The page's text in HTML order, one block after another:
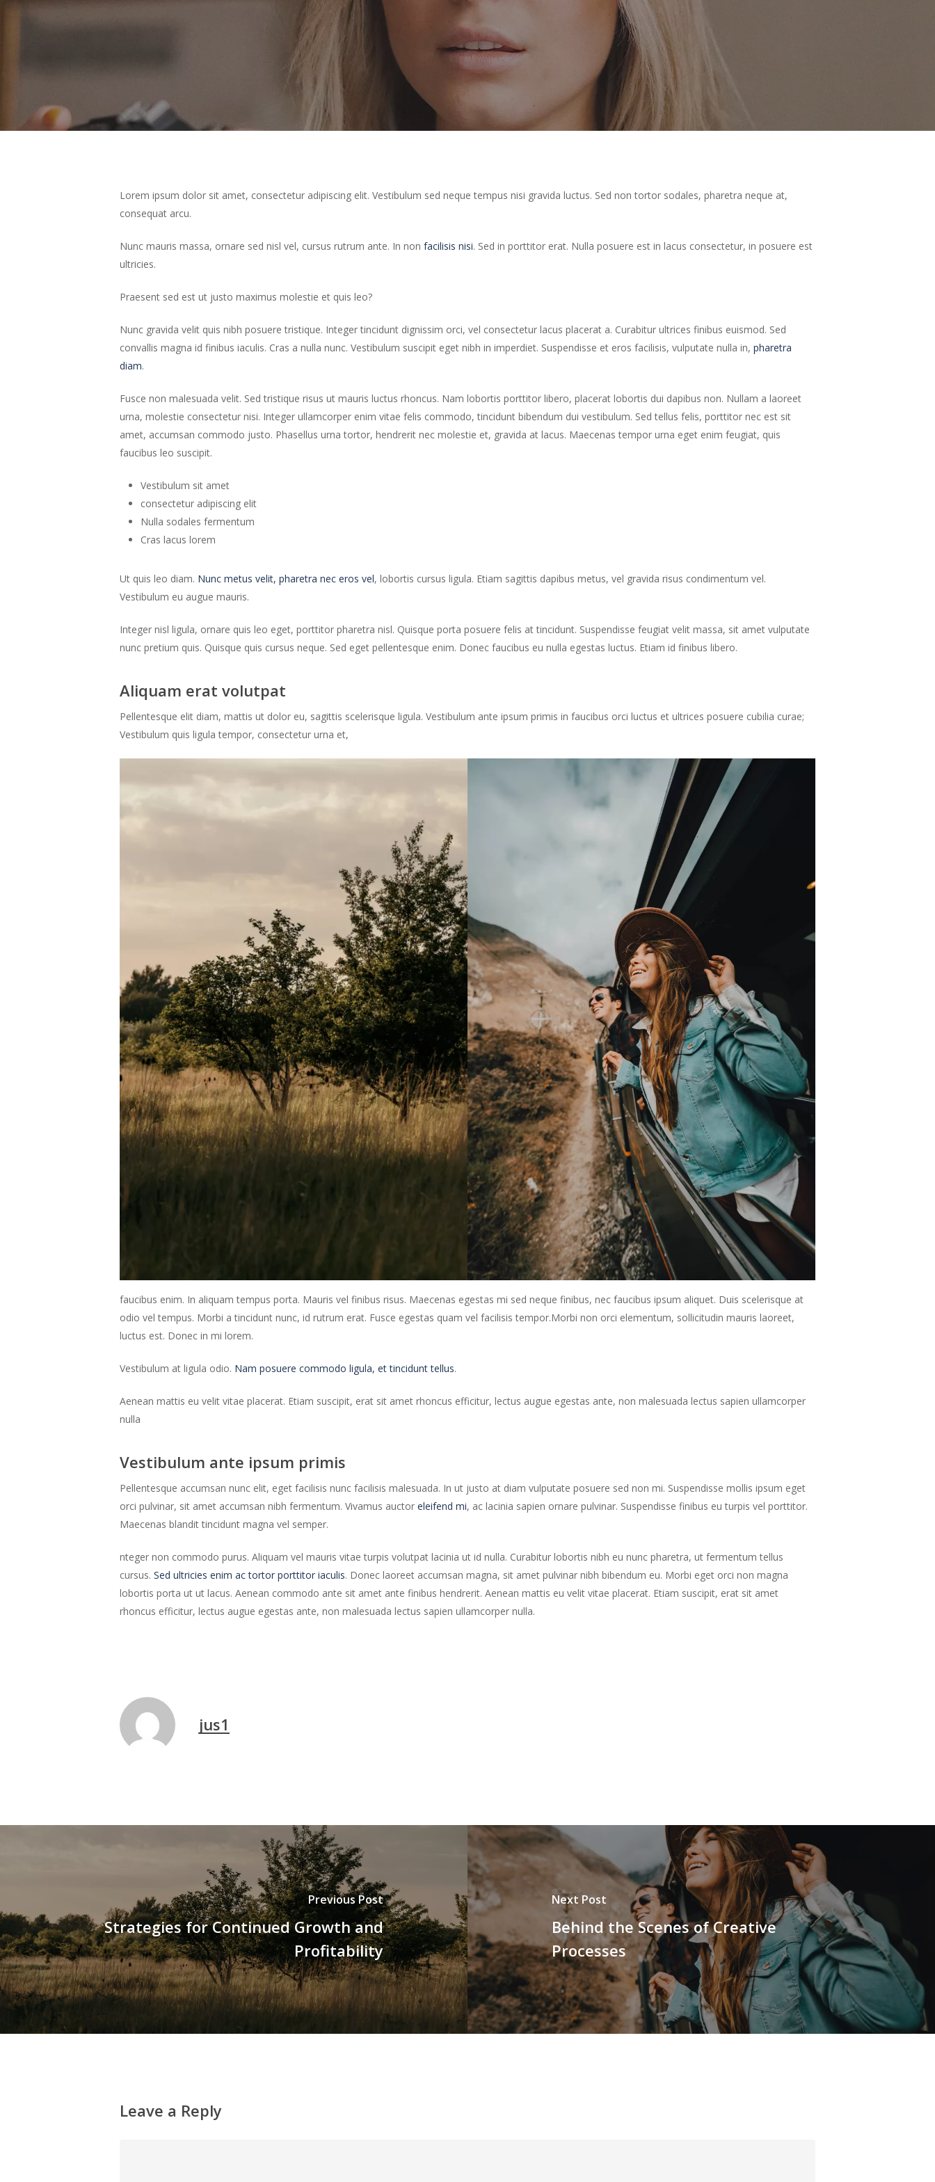
Lorem ipsum dolor sit amet, consectetur adipiscing elit. Vestibulum sed neque tempus nisi gravida luctus. Sed non tortor sodales, pharetra neque at,
consequat arcu.
Nunc mauris massa, ornare sed nisl vel, cursus rutrum ante. In non facilisis nisi. Sed in porttitor erat. Nulla posuere est in lacus consectetur, in posuere est
ultricies.
Praesent sed est ut justo maximus molestie et quis leo?
Nunc gravida velit quis nibh posuere tristique. Integer tincidunt dignissim orci, vel consectetur lacus placerat a. Curabitur ultrices finibus euismod. Sed
convallis magna id finibus iaculis. Cras a nulla nunc. Vestibulum suscipit eget nibh in imperdiet. Suspendisse et eros facilisis, vulputate nulla in, pharetra
diam.
Fusce non malesuada velit. Sed tristique risus ut mauris luctus rhoncus. Nam lobortis porttitor libero, placerat lobortis dui dapibus non. Nullam a laoreet
urna, molestie consectetur nisi. Integer ullamcorper enim vitae felis commodo, tincidunt bibendum dui vestibulum. Sed tellus felis, porttitor nec est sit
amet, accumsan commodo justo. Phasellus urna tortor, hendrerit nec molestie et, gravida at lacus. Maecenas tempor urna eget enim feugiat, quis
faucibus leo suscipit.
Vestibulum sit amet
consectetur adipiscing elit
Nulla sodales fermentum
Cras lacus lorem
Ut quis leo diam. Nunc metus velit, pharetra nec eros vel, lobortis cursus ligula. Etiam sagittis dapibus metus, vel gravida risus condimentum vel.
Vestibulum eu augue mauris.
Integer nisl ligula, ornare quis leo eget, porttitor pharetra nisl. Quisque porta posuere felis at tincidunt. Suspendisse feugiat velit massa, sit amet vulputate
nunc pretium quis. Quisque quis cursus neque. Sed eget pellentesque enim. Donec faucibus eu nulla egestas luctus. Etiam id finibus libero.
Aliquam erat volutpat
Pellentesque elit diam, mattis ut dolor eu, sagittis scelerisque ligula. Vestibulum ante ipsum primis in faucibus orci luctus et ultrices posuere cubilia curae;
Vestibulum quis ligula tempor, consectetur urna et,
faucibus enim. In aliquam tempus porta. Mauris vel finibus risus. Maecenas egestas mi sed neque finibus, nec faucibus ipsum aliquet. Duis scelerisque at
odio vel tempus. Morbi a tincidunt nunc, id rutrum erat. Fusce egestas quam vel facilisis tempor.Morbi non orci elementum, sollicitudin mauris laoreet,
luctus est. Donec in mi lorem.
Vestibulum at ligula odio. Nam posuere commodo ligula, et tincidunt tellus.
Aenean mattis eu velit vitae placerat. Etiam suscipit, erat sit amet rhoncus efficitur, lectus augue egestas ante, non malesuada lectus sapien ullamcorper
nulla
Vestibulum ante ipsum primis
Pellentesque accumsan nunc elit, eget facilisis nunc facilisis malesuada. In ut justo at diam vulputate posuere sed non mi. Suspendisse mollis ipsum eget
orci pulvinar, sit amet accumsan nibh fermentum. Vivamus auctor eleifend mi, ac lacinia sapien ornare pulvinar. Suspendisse finibus eu turpis vel porttitor.
Maecenas blandit tincidunt magna vel semper.
nteger non commodo purus. Aliquam vel mauris vitae turpis volutpat lacinia ut id nulla. Curabitur lobortis nibh eu nunc pharetra, ut fermentum tellus
cursus. Sed ultricies enim ac tortor porttitor iaculis. Donec laoreet accumsan magna, sit amet pulvinar nibh bibendum eu. Morbi eget orci non magna
lobortis porta ut ut lacus. Aenean commodo ante sit amet ante finibus hendrerit. Aenean mattis eu velit vitae placerat. Etiam suscipit, erat sit amet
rhoncus efficitur, lectus augue egestas ante, non malesuada lectus sapien ullamcorper nulla.
jus1
Previous Post
Strategies for Continued Growth and
Profitability
Next Post
Behind the Scenes of Creative
Processes
Leave a Reply